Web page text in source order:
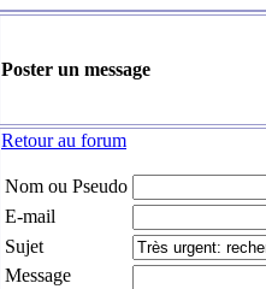
Poster un message
Retour au forum
Nom ou Pseudo
E-mail
Sujet
Message